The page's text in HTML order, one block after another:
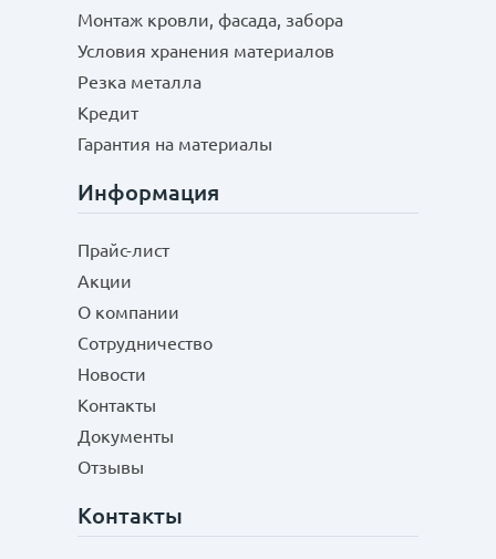
Монтаж кровли, фасада, забора
Условия хранения материалов
Резка металла
Кредит
Гарантия на материалы
Информация
Прайс-лист
Акции
О компании
Сотрудничество
Новости
Контакты
Документы
Отзывы
Контакты